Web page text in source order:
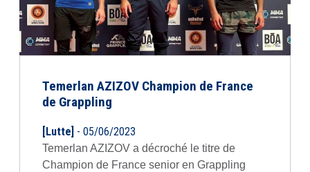
Temerlan AZIZOV Champion de France
de Grappling
[Lutte] - 05/06/2023
Temerlan AZIZOV a décroché le titre de
Champion de France senior en Grappling